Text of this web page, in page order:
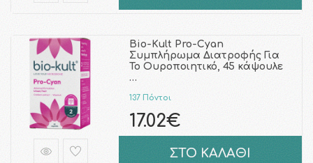
Bio-Kult Pro-Cyan
Συμπλήρωμα Διατροφής Για
Το Ουροποιητικό, 45 κάψουλε
…
137 Πόντοι
17.02€
ΣΤΟ ΚΑΛΑΘΙ